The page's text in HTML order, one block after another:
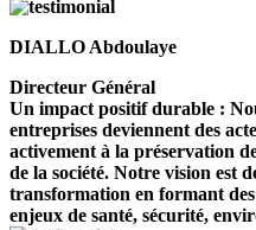
DIALLO Abdoulaye
Directeur Général
Un impact positif durable :
entreprises deviennent des
activement à la préservation
de la société. Notre vision est
transformation en formant des
enjeux de santé, sécurité,